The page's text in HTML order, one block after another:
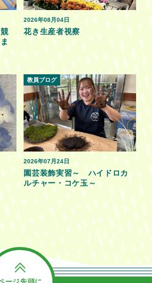
2026年08月04日
花き生産者視察
2026年07月24日
教員ブログ
園芸装飾実習～ ハイドロカ
ルチャー・コケ玉～